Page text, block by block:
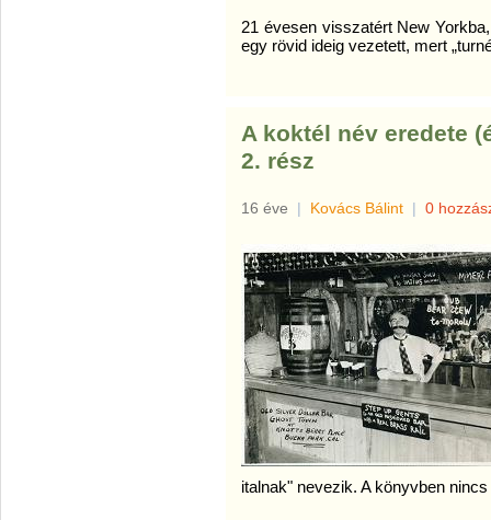
21 évesen visszatért New
egy rövid ideig vezetett, mert
A koktél név eredete
2. rész
16 éve | Kovács Bálint | 0
italnak" nevezik. A könyvben